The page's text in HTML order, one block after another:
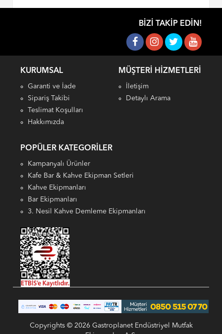
BIZI TAKIP EDIN!
KURUMSAL
Garanti ve İade
Sipariş Takibi
Teslimat Koşulları
Hakkımızda
MÜŞTERI HIZMETLERI
İletişim
Detaylı Arama
POPÜLER KATEGORILER
Kampanyalı Ürünler
Kafe Bar & Kahve Ekipman Setleri
Kahve Ekipmanları
Bar Ekipmanları
3. Nesil Kahve Demleme Ekipmanları
Copyrights © 2026 Gastroplanet Endüstriyel Mutfak